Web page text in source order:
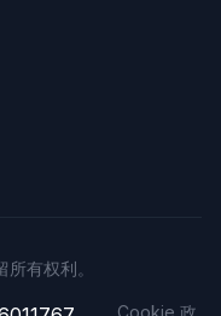
有权利。
Cookie 政